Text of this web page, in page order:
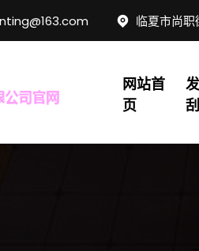
临夏市尚职
网站首
页